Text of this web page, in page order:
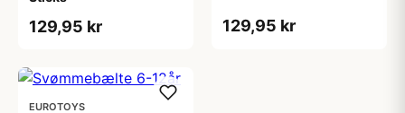
129,95 kr 129,95 kr
EUROTOYS